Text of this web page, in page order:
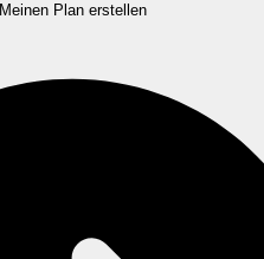
Meinen Plan erstellen